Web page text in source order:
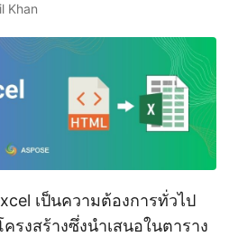
Khan
เป็นความต้องการทั่วไป
รงสร้างซึ่งนำเสนอในตาราง